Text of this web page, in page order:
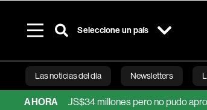
Seleccione un país
Las noticias del día Newsletters
AHORA
ganó US$34 millones pero no pudo